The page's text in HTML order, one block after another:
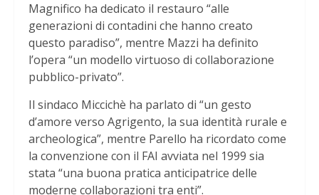
Magnifico ha dedicato il restauro “alle
generazioni di contadini che hanno creato
questo paradiso”, mentre Mazzi ha definito
l’opera “un modello virtuoso di collaborazione
pubblico-privato”.
Il sindaco Miccichè ha parlato di “un gesto
d’amore verso Agrigento, la sua identità rurale e
archeologica”, mentre Parello ha ricordato come
la convenzione con il FAI avviata nel 1999 sia
stata “una buona pratica anticipatrice delle
moderne collaborazioni tra enti”.